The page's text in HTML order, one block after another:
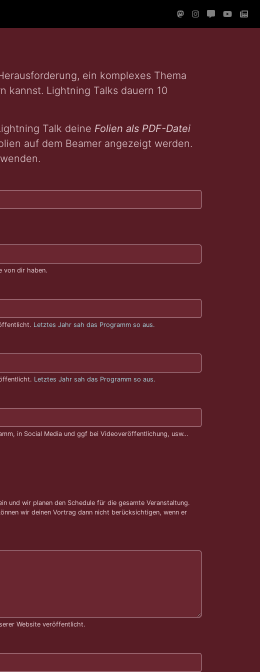
ein komplexes Thema
kannst. Lightning Talks dauern 10
Talk deine Folien als PDF-Datei
auf dem Beamer angezeigt werden.
von dir haben.
Letztes Jahr sah das Programm so aus.
Letztes Jahr sah das Programm so aus.
in Social Media und ggf bei Videoveröffentlichung, usw…
und wir planen den Schedule für die gesamte Veranstaltung.
wir deinen Vortrag dann nicht berücksichtigen, wenn er
Website veröffentlicht.